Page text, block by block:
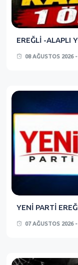
EREĞLİ -ALAPLI
08 AĞUSTOS 2026 -
YENİ PARTİ
07 AĞUSTOS 2026 -